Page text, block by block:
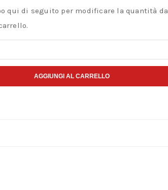
qui di seguito per modificare la quantità da
AGGIUNGI AL CARRELLO